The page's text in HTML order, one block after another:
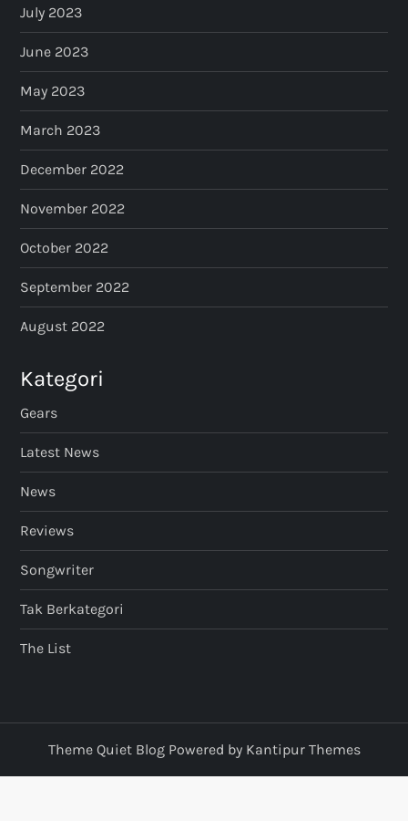
July 2023
June 2023
May 2023
March 2023
December 2022
November 2022
October 2022
September 2022
August 2022
Kategori
Gears
Latest News
News
Reviews
Songwriter
Tak Berkategori
The List
Theme Quiet Blog Powered by Kantipur Themes